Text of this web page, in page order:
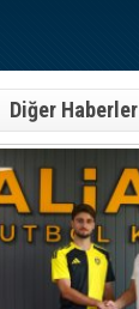
Diğer Haberler